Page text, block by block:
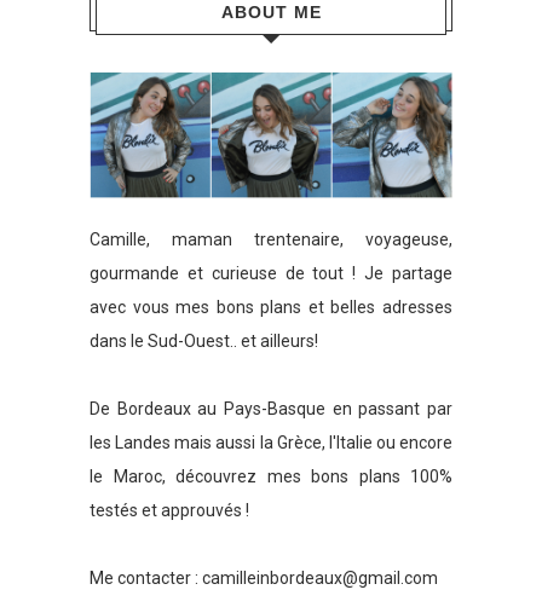
ABOUT ME
Camille, maman trentenaire, voyageuse,
gourmande et curieuse de tout ! Je partage
avec vous mes bons plans et belles adresses
dans le Sud-Ouest.. et ailleurs!
De Bordeaux au Pays-Basque en passant par
les Landes mais aussi la Grèce, l'Italie ou encore
le Maroc, découvrez mes bons plans 100%
testés et approuvés !
Me contacter : camilleinbordeaux@gmail.com